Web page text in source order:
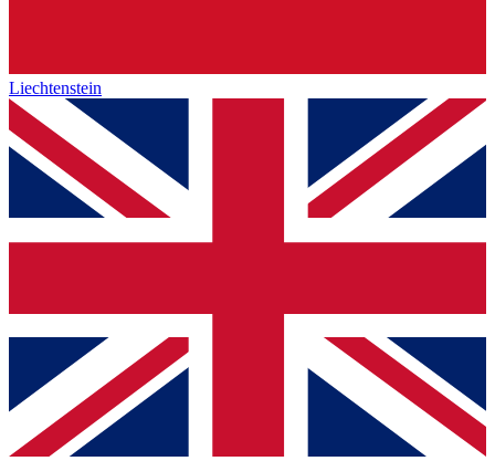
Liechtenstein